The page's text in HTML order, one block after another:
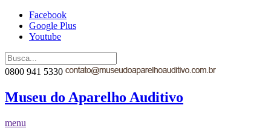
Facebook
Google Plus
Youtube
0800 941 5330
Museu do Aparelho Auditivo
menu